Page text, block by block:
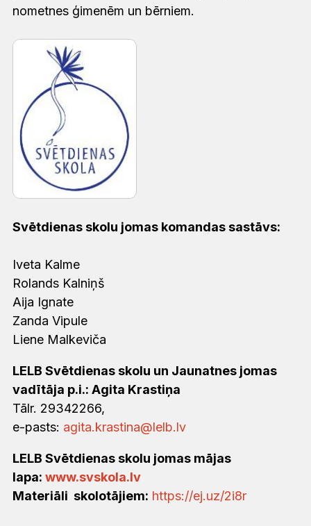
nometnes ģimenēm un bērniem.
Svētdienas skolu jomas komandassastāvs:
Iveta Kalme
Rolands Kalniņš
Aija Ignate
Zanda Vipule
Liene Malkeviča
LELB Svētdienas skolu un Jaunatnes jomas
vadītāja p.i.: Agita Krastiņa
Tālr. 29342266,
e-pasts: agita.krastina@lelb.lv
LELB Svētdienas skolu jomas mājas
lapa: www.svskola.lv
Materiāli skolotājiem: https://ej.uz/2i8r